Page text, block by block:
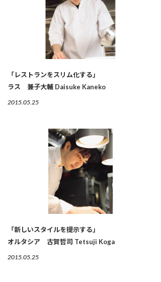
「レストランをスリム化する」
ラス 兼子大輔 Daisuke Kaneko
2015.05.25
「新しいスタイルを提示する」
オルタシア 古賀哲司 Tetsuji Koga
2015.05.25